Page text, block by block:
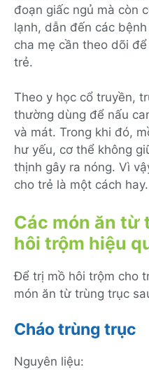
đoạn giấc ngủ mà còn
lạnh, dẫn đến các
cha mẹ cần theo dõi
trẻ.
Theo y học cổ truyền,
thường dùng để nấu
và mát. Trong khi đó,
hư yếu, cơ thể không
thịnh gây ra nóng. Vì
cho trẻ là một cách hay.
Các món ăn
hôi trộm hiệu
Để trị mồ hôi trộm cho
món ăn từ trùng trục
Cháo trùng trục
Nguyên liệu: